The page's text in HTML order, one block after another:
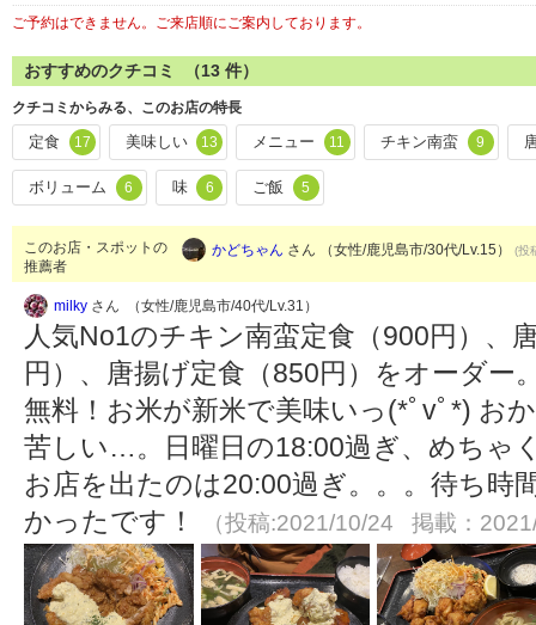
ご予約はできません。ご来店順にご案内しております。
おすすめのクチコミ （13 件）
クチコミからみる、このお店の特長
定食 17 美味しい 13 メニュー 11 チキン南蛮 9
ボリューム 6 味 6 ご飯 5
このお店・スポットの
推薦者
かどちゃん さん （女性/鹿児島市/30代/Lv.15） (投
milky さん （女性/鹿児島市/40代/Lv.31）
人気No1のチキン南蛮定食（900円）、
円）、唐揚げ定食（850円）をオーダ
無料！お米が新米で美味いっ(*ﾟvﾟ*) お
苦しい…。日曜日の18:00過ぎ、めちゃ
お店を出たのは20:00過ぎ。。。待ち時
かったです！
（投稿:2021/10/24 掲載：